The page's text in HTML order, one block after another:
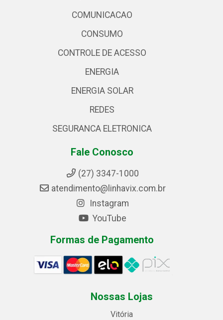
COMUNICACAO
CONSUMO
CONTROLE DE ACESSO
ENERGIA
ENERGIA SOLAR
REDES
SEGURANCA ELETRONICA
Fale Conosco
(27) 3347-1000
atendimento@linhavix.com.br
Instagram
YouTube
Formas de Pagamento
Nossas Lojas
Vitória